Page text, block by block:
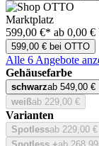
Marktplatz
599,00 €* ab 0,00 €
599,00 € bei OTTO
Alle 6 Angebote
Gehäusefarbe
schwarzab 549,00 €
weißab 229,00 €
Varianten
Spotlessab 229,00 €